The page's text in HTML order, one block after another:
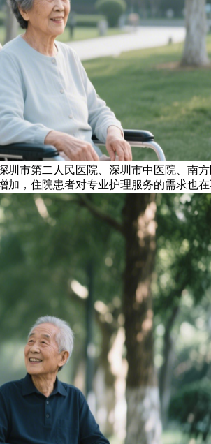
第二人民医院、深圳市中医院、南
，住院患者对专业护理服务的需求也在